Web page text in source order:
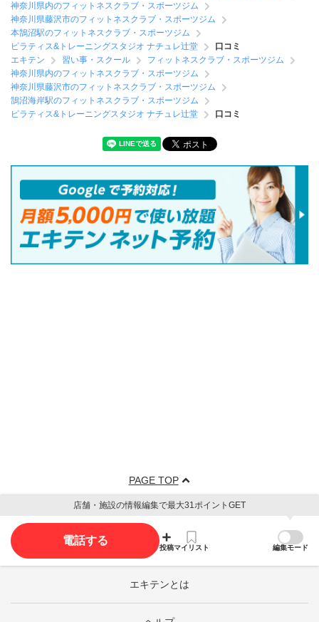
神奈川県内のフィットネスクラブ・スポーツジム
神奈川県藤沢市のフィットネスクラブ・スポーツジム
本鵠沼駅のフィットネスクラブ・スポーツジム
ピラティス&トレーニングスタジオ ナチュレ辻堂
口コミ
エキテン
習い事・スクール
フィットネスクラブ・スポーツジム
神奈川県内のフィットネスクラブ・スポーツジム
神奈川県藤沢市のフィットネスクラブ・スポーツジム
鵠沼海岸駅のフィットネスクラブ・スポーツジム
ピラティス&トレーニングスタジオ ナチュレ辻堂
口コミ
PAGE TOP
店舗・施設の情報編集で最大31ポイントGET
電話する
投稿マイリスト 編集モード
エキテンとは